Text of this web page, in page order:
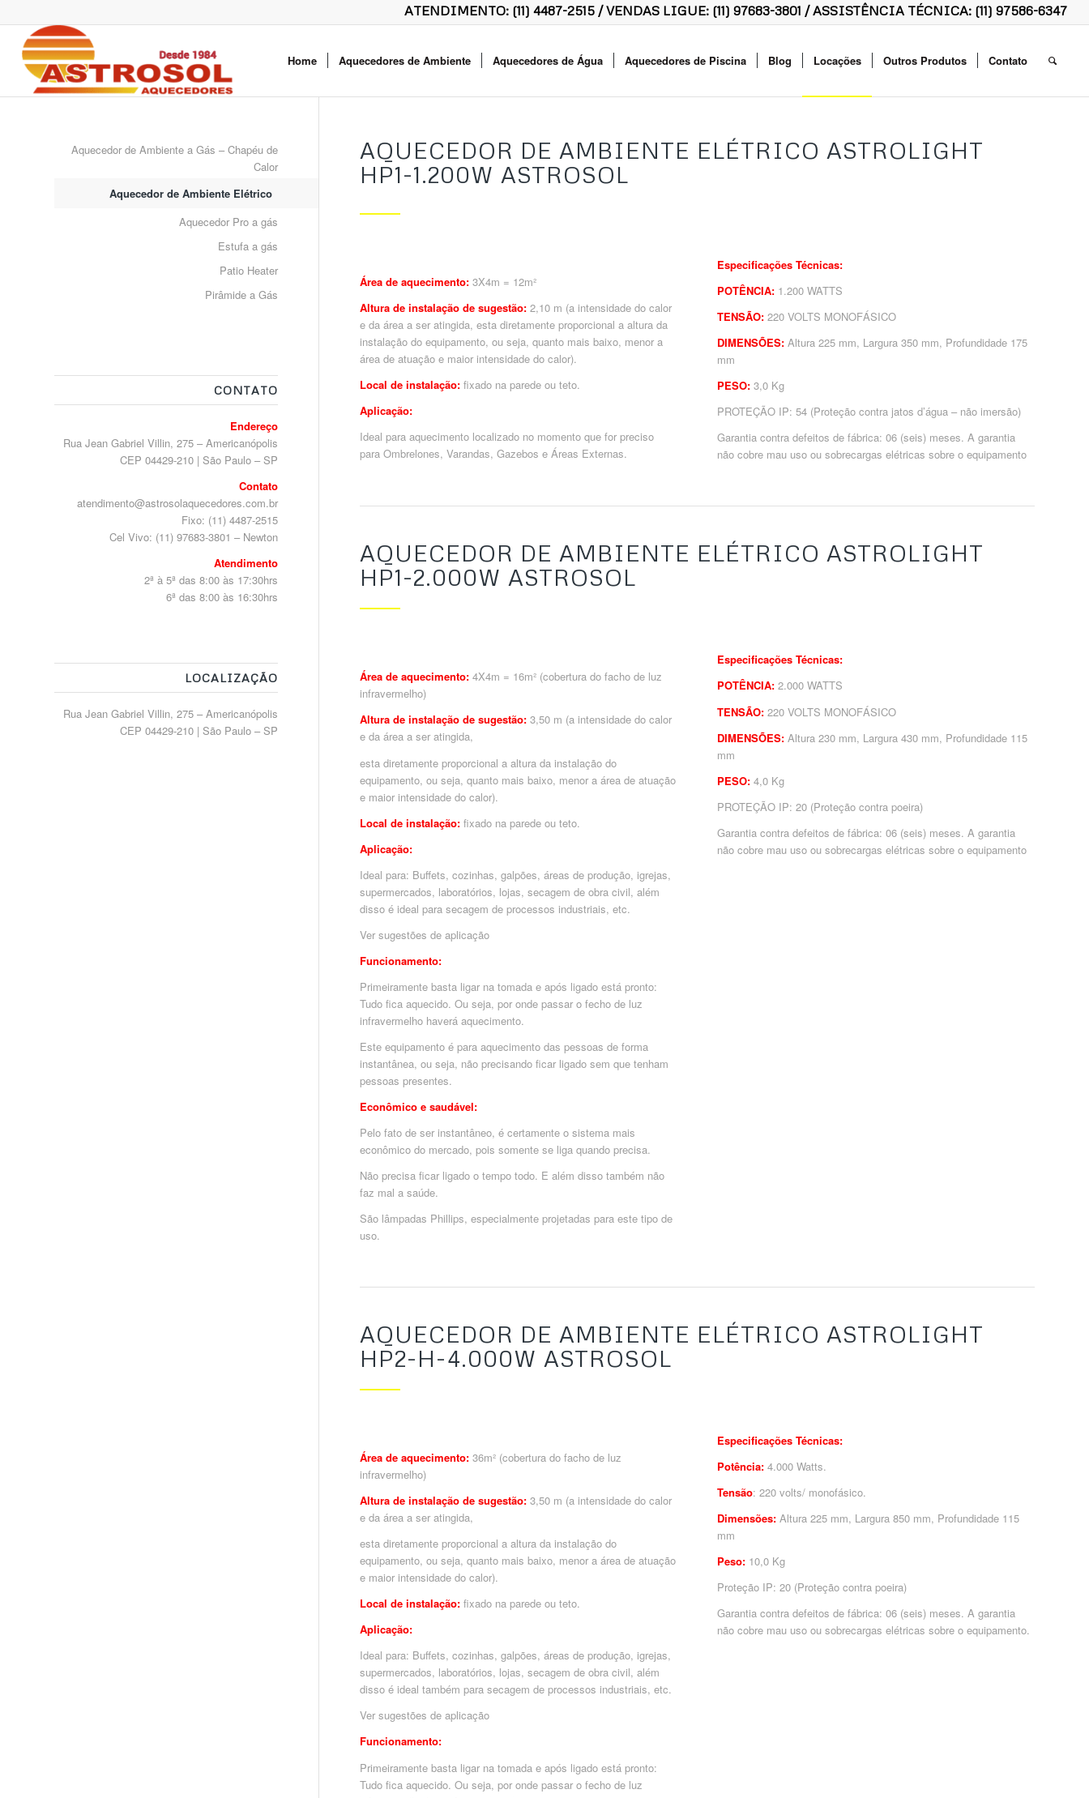
ATENDIMENTO: (11) 4487-2515 / VENDAS LIGUE: (11) 97683-3801 / ASSISTÊNCIA TÉCNICA: (11) 97586-6347
Home Aquecedores de Ambiente Aquecedores de Água Aquecedores de Piscina Blog Locações Outros Produtos Contato
AQUECEDOR DE AMBIENTE ELÉTRICO ASTROLIGHT
HP1-1.200W ASTROSOL
Área de aquecimento:3X4m = 12m²
Altura de instalação de sugestão:2,10 m (a intensidade do calor
e da área a ser atingida, esta diretamente proporcional a altura da
instalação do equipamento, ou seja, quanto mais baixo, menor a
área de atuação e maior intensidade do calor).
Local de instalação:fixado na parede ou teto.
Aplicação:
Ideal para aquecimento localizado no momento que for preciso
para Ombrelones, Varandas, Gazebos e Áreas Externas.
Especificações Técnicas:
POTÊNCIA: 1.200 WATTS
TENSÃO: 220 VOLTS MONOFÁSICO
DIMENSÕES: Altura 225 mm, Largura 350 mm, Profundidade 175
mm
PESO: 3,0 Kg
PROTEÇÃO IP: 54 (Proteção contra jatos d’água – não imersão)
Garantia contra defeitos de fábrica: 06 (seis) meses. A garantia
não cobre mau uso ou sobrecargas elétricas sobre o equipamento
AQUECEDOR DE AMBIENTE ELÉTRICO ASTROLIGHT
HP1-2.000W ASTROSOL
Área de aquecimento:4X4m = 16m² (cobertura do facho de luz
infravermelho)
Altura de instalação de sugestão:3,50 m (a intensidade do calor
e da área a ser atingida,
esta diretamente proporcional a altura da instalação do
equipamento, ou seja, quanto mais baixo, menor a área de atuação
e maior intensidade do calor).
Local de instalação:fixado na parede ou teto.
Aplicação:
Ideal para: Buffets, cozinhas, galpões, áreas de produção, igrejas,
supermercados, laboratórios, lojas, secagem de obra civil, além
disso é ideal para secagem de processos industriais, etc.
Ver sugestões de aplicação
Funcionamento:
Primeiramente basta ligar na tomada e após ligado está pronto:
Tudo fica aquecido. Ou seja, por onde passar o fecho de luz
infravermelho haverá aquecimento.
Este equipamento é para aquecimento das pessoas de forma
instantânea, ou seja, não precisando ficar ligado sem que tenham
pessoas presentes.
Econômico e saudável:
Pelo fato de ser instantâneo, é certamente o sistema mais
econômico do mercado, pois somente se liga quando precisa.
Não precisa ficar ligado o tempo todo. E além disso também não
faz mal a saúde.
São lâmpadas Phillips, especialmente projetadas para este tipo de
uso.
Especificações Técnicas:
POTÊNCIA: 2.000 WATTS
TENSÃO: 220 VOLTS MONOFÁSICO
DIMENSÕES: Altura 230 mm, Largura 430 mm, Profundidade 115
mm
PESO:4,0 Kg
PROTEÇÃO IP: 20 (Proteção contra poeira)
Garantia contra defeitos de fábrica: 06 (seis) meses. A garantia
não cobre mau uso ou sobrecargas elétricas sobre o equipamento
AQUECEDOR DE AMBIENTE ELÉTRICO ASTROLIGHT
HP2-H-4.000W ASTROSOL
Área de aquecimento:36m² (cobertura do facho de luz
infravermelho)
Altura de instalação de sugestão:3,50 m (a intensidade do calor
e da área a ser atingida,
esta diretamente proporcional a altura da instalação do
equipamento, ou seja, quanto mais baixo, menor a área de atuação
e maior intensidade do calor).
Local de instalação:fixado na parede ou teto.
Aplicação:
Ideal para: Buffets, cozinhas, galpões, áreas de produção, igrejas,
supermercados, laboratórios, lojas, secagem de obra civil, além
disso é ideal também para secagem de processos industriais, etc.
Ver sugestões de aplicação
Funcionamento:
Primeiramente basta ligar na tomada e após ligado está pronto:
Tudo fica aquecido. Ou seja, por onde passar o fecho de luz
Especificações Técnicas:
Potência: 4.000 Watts.
Tensão: 220 volts/ monofásico.
Dimensões: Altura 225 mm, Largura 850 mm, Profundidade 115
mm
Peso: 10,0 Kg
Proteção IP: 20 (Proteção contra poeira)
Garantia contra defeitos de fábrica: 06 (seis) meses. A garantia
não cobre mau uso ou sobrecargas elétricas sobre o equipamento.
Aquecedor de Ambiente a Gás – Chapéu de
Calor
Aquecedor de Ambiente Elétrico
Aquecedor Pro a gás
Estufa a gás
Patio Heater
Pirâmide a Gás
CONTATO
Endereço
Rua Jean Gabriel Villin, 275 – Americanópolis
CEP 04429-210 | São Paulo – SP
Contato
atendimento@astrosolaquecedores.com.br
Fixo: (11) 4487-2515
Cel Vivo: (11) 97683-3801 – Newton
Atendimento
2ª à 5ª das 8:00 às 17:30hrs
6ª das 8:00 às 16:30hrs
LOCALIZAÇÃO
Rua Jean Gabriel Villin, 275 – Americanópolis
CEP 04429-210 | São Paulo – SP